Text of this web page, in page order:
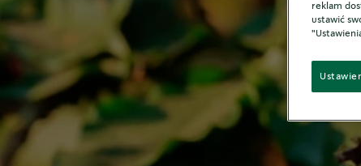
reklam
ustawić